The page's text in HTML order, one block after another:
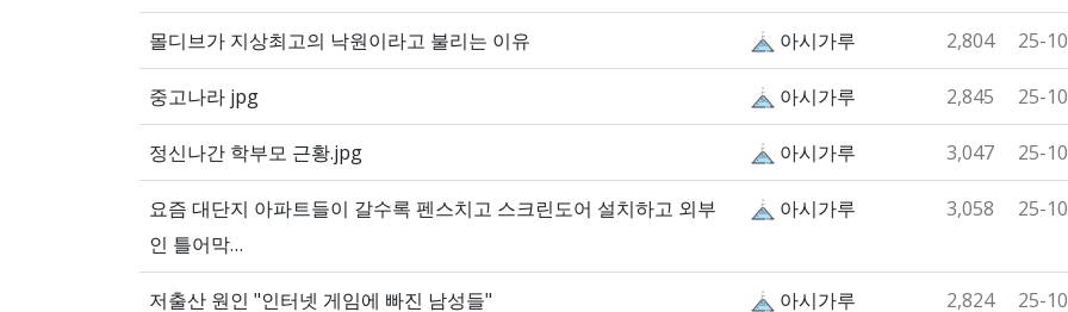
몰디브가 지상최고의 낙원이라고 불리는 이유 아시가루 2,804 25-
중고나라 jpg 아시가루 2,845 25-
정신나간 학부모 근황.jpg 아시가루 3,047 25-
요즘 대단지 아파트들이 갈수록 펜스치고 스크린도어 설치하고 외부
인 틀어막…
아시가루 3,058 25-
저출산 원인 "인터넷 게임에 빠진 남성들" 아시가루 2,824 25-